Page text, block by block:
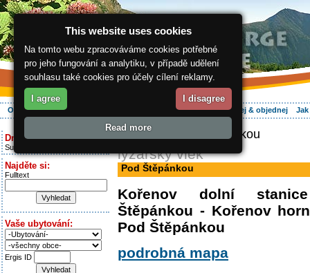
O regionu Aktivně Ubytování Hledej & objednej
Dnes je:
Sunday 9.08.2026
Najděte si:
Fulltext
Vaše ubytování:
Ergis ID
ergis.cz > Pod Štěpánkou
lyžařský vlek
Pod Štěpánkou
Kořenov dolní
Štěpánkou - Kořenov
Pod Štěpánkou
podrobná mapa
This website uses cookies
Na tomto webu zpracováváme cookies potřebné
pro jeho fungování a analytiku, v případě udělení
souhlasu také cookies pro účely cílení reklamy.
I agree I disagree
Read more